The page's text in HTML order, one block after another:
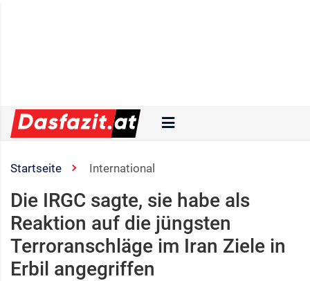
Startseite International
Die IRGC sagte, sie habe als
Reaktion auf die jüngsten
Terroranschläge im Iran Ziele in
Erbil angegriffen